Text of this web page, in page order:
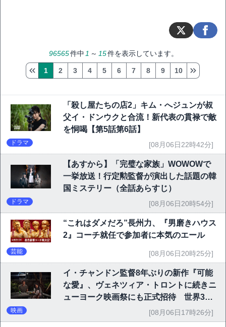
96565件中 1 ～ 15件を表示しています。
1 2 3 4 5 6 7 8 9 10
「殺し屋たちの店2」キム・へジュンが叔
父イ・ドンウクと合流！新代表の貫禄で敵
を恫喝【第5話第6話】
ドラマ [08月06日22時42分]
【あすから】「完璧な家族」WOWOWで
一挙放送！行定勲監督が演出した話題の韓
国ミステリー（全話あらすじ）
ドラマ [08月06日20時54分]
“これはダメだろ”長州力、『男磨きハウス
2』コーチ就任で参加者に本気のエール
芸能 [08月06日20時25分]
イ・チャンドン監督8年ぶりの新作『可能
な愛』、ヴェネツィア・トロントに続きニ
ューヨーク映画祭にも正式招待 世界3大
映画祭で快挙｜Netflix映画
映画 [08月06日17時26分]